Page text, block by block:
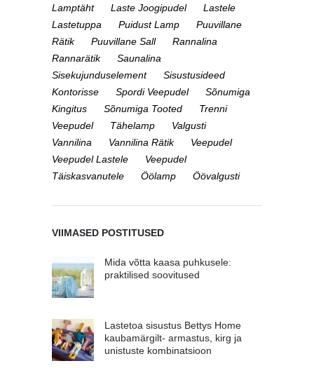
Lamptäht
Laste Joogipudel
Lastele
Lastetuppa
Puidust Lamp
Puuvillane
Rätik
Puuvillane Sall
Rannalina
Rannarätik
Saunalina
Sisekujunduselement
Sisustusideed
Kontorisse
Spordi Veepudel
Sõnumiga
Kingitus
Sõnumiga Tooted
Trenni
Veepudel
Tähelamp
Valgusti
Vannilina
Vannilina Rätik
Veepudel
Veepudel Lastele
Veepudel
Täiskasvanutele
Öölamp Öövalgusti
VIIMASED POSTITUSED
Mida võtta kaasa puhkusele:
praktilised soovitused
Lastetoa sisustus Bettys Home
kaubamärgilt- armastus, kirg ja
unistuste kombinatsioon